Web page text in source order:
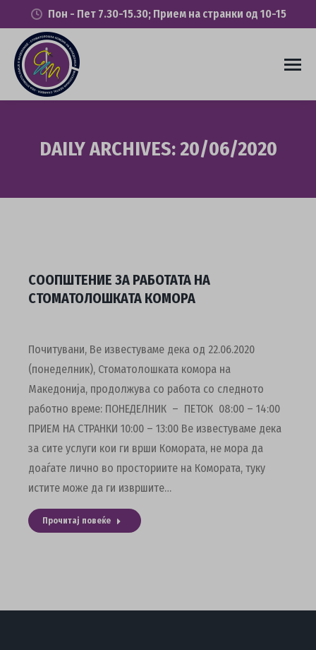
Пон - Пет 7.30-15.30; Прием на странки од 10-15
DAILY ARCHIVES:20/06/2020
СООПШТЕНИЕ ЗА РАБОТАТА НА
СТОМАТОЛОШКАТА КОМОРА
Почитувани, Ве известуваме дека од 22.06.2020
(понеделник), Стоматолошката комора на
Македонија, продолжува со работа со следното
работно време: ПОНЕДЕЛНИК – ПЕТОК 08:00 – 14:00
ПРИЕМ НА СТРАНКИ 10:00 – 13:00 Ве известуваме дека
за сите услуги кои ги врши Комората, не мора да
доаѓате лично во просториите на Комората, туку
истите може да ги извршите…
Прочитај повеќе